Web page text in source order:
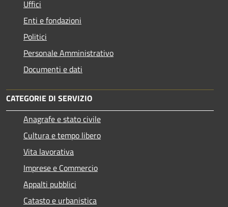
Uffici
Enti e fondazioni
Politici
Personale Amministrativo
Documenti e dati
CATEGORIE DI SERVIZIO
Anagrafe e stato civile
Cultura e tempo libero
Vita lavorativa
Imprese e Commercio
Appalti pubblici
Catasto e urbanistica